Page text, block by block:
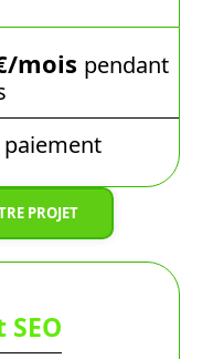
mois pendant
PROJET